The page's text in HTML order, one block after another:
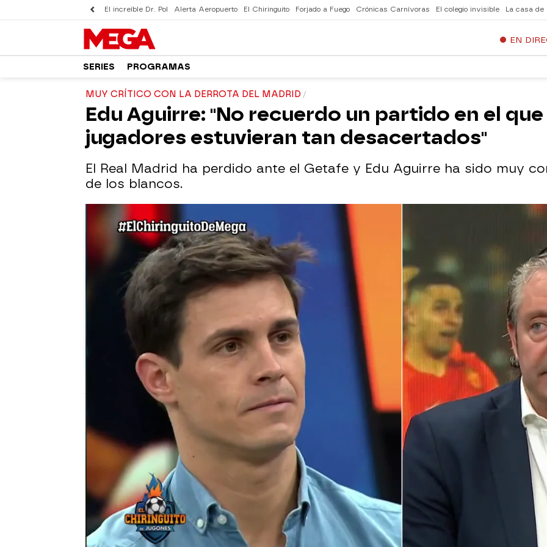
El increíble Dr. Pol Alerta Aeropuerto El Chiringuito Forjado a Fuego Crónicas Carnívoras El colegio invisible La casa de
EN
SERIES PROGRAMAS
MUY CRÍTICO CON LA DERROTA DEL MADRID
Edu Aguirre: "No recuerdo un partido en el
jugadores estuvieran tan desacertados"
El Real Madrid ha perdido ante el Getafe y Edu Aguirre ha sido muy
de los blancos.
El Chiringuito
Publicado: 03 de enero de 2022, 00:39
¡Vaya derrota del líder! El Real Madrid, que estaba haciendo un
gran comienzo de temporada, ha caído contra el Getafe 1-0
dando una mala imagen. Militao cometió un grave error en el
gol azulón pero no fue el único futbolista blanco que no tuvo
su mejor día.